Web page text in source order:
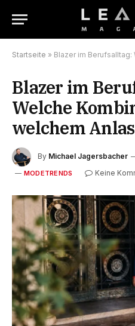
Startseite » Blazer im Berufsalltag:
Blazer im
Welche
welchem
By Michael Jagersbacher
MODETRENDS Keine